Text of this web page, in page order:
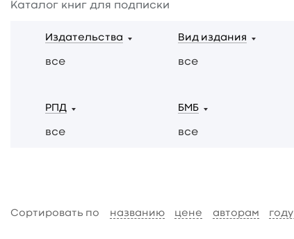
Каталог книг для подписки
Издательства
все
Вид издания
все
РПД
все
БМБ
все
Сортировать по названию цене авторам